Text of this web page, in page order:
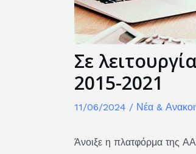
Σε
2015-2021
11/06/2024 / Νέα &
Άνοιξε η πλατφόρμα της